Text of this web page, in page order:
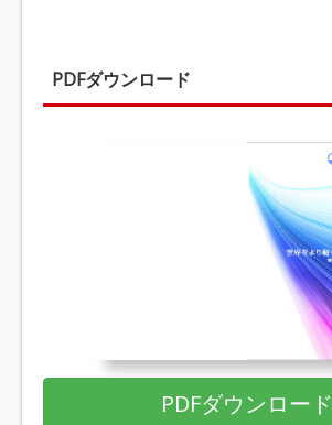
PDFダウンロード
PDFダウンロード